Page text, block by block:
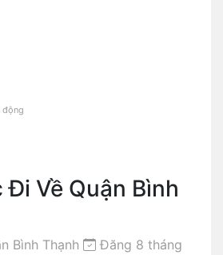
Đi Về Quận Bình
Bình Thạnh
Đăng 8 tháng